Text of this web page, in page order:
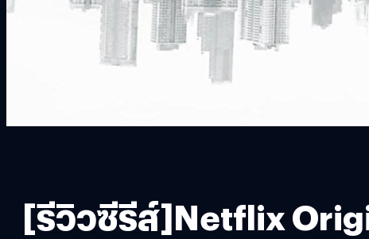
[รีวิวซีรีส์]Netflix